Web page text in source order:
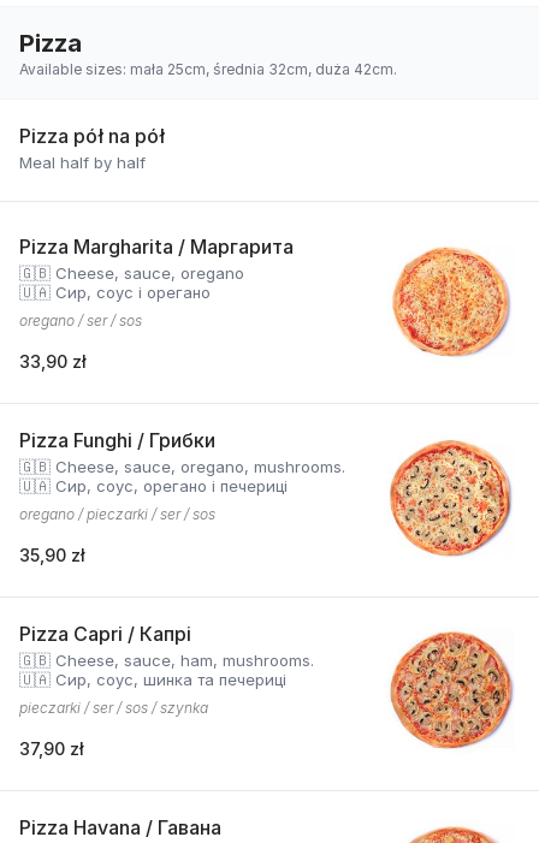
Pizza
Available sizes: mała 25cm, średnia 32cm, duża 42cm.
Pizza pół na pół
Meal half by half
Pizza Margharita / Маргарита
🇬🇧 Cheese, sauce, oregano
🇺🇦 Сир, соус і орегано
oregano / ser / sos
33,90 zł
Pizza Funghi / Грибки
🇬🇧 Cheese, sauce, oregano, mushrooms.
🇺🇦 Сир, соус, орегано і печериці
oregano / pieczarki / ser / sos
35,90 zł
Pizza Capri / Капрі
🇬🇧 Cheese, sauce, ham, mushrooms.
🇺🇦 Сир, соус, шинка та печериці
pieczarki / ser / sos / szynka
37,90 zł
Pizza Havana / Гавана